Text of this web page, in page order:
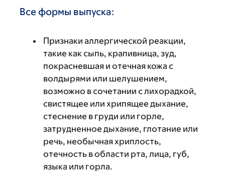
Все формы выпуска:
Признаки аллергической реакции,
такие как сыпь, крапивница, зуд,
покрасневшая и отечная кожа с
волдырями или шелушением,
возможно в сочетании с лихорадкой,
свистящее или хрипящее дыхание,
стеснение в груди или горле,
затрудненное дыхание, глотание или
речь, необычная хриплость,
отечность в области рта, лица, губ,
языка или горла.